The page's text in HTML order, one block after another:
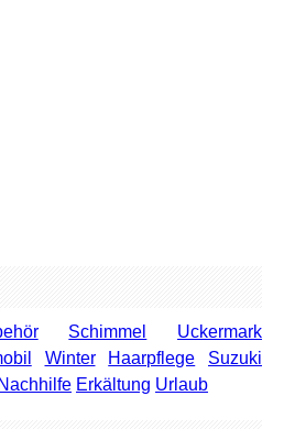
Schimmel
Uckermark
Winter Haarpflege
Suzuki
Nachhilfe Erkältung Urlaub